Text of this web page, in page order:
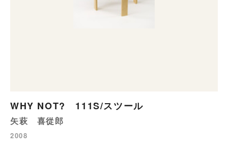
WHY NOT? 111S/スツール
矢萩 喜從郎
2008